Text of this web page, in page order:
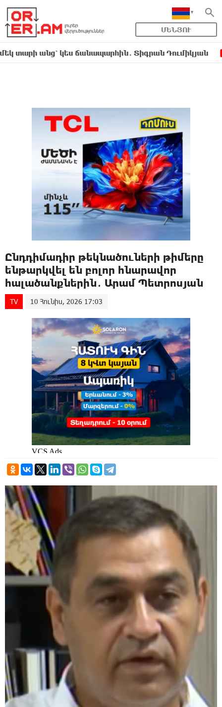
ՄԵՆՅՈՒ
կես ճանապարհին․ Տիգրան Դումիկյան 19:45
Ընդդիմադիր թեկնածուների թիմերը
ենթարկվել են բոլոր հնարավոր
հալածանքներին․ Արամ Պետրոսյան
TV 10 Հունիս, 2026 17:03